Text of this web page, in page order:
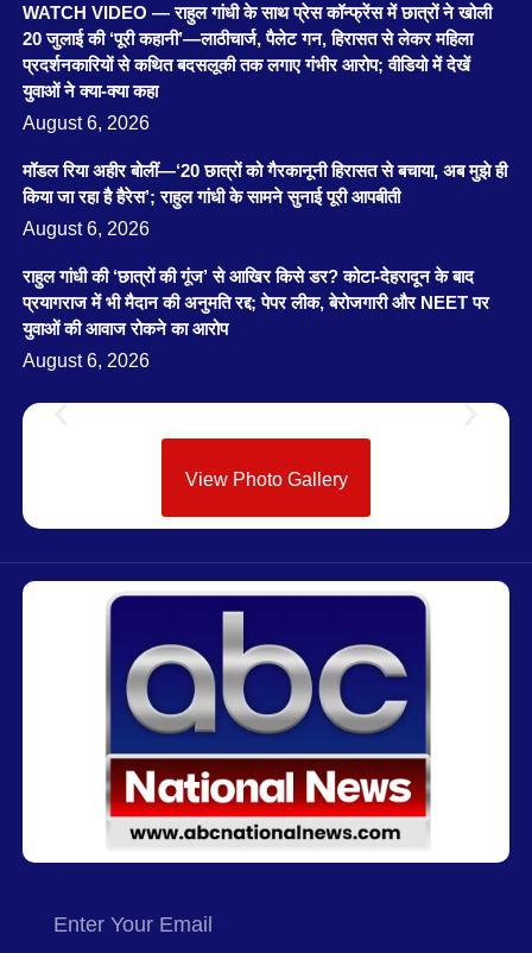
WATCH VIDEO — राहुल गांधी के साथ प्रेस कॉन्फ्रेंस में छात्रों ने खोली
20 जुलाई की ‘पूरी कहानी’—लाठीचार्ज, पैलेट गन, हिरासत से लेकर महिला
प्रदर्शनकारियों से कथित बदसलूकी तक लगाए गंभीर आरोप; वीडियो में देखें
युवाओं ने क्या-क्या कहा
August 6, 2026
मॉडल रिया अहीर बोलीं—‘20 छात्रों को गैरकानूनी हिरासत से बचाया, अब मुझे ही
किया जा रहा है हैरेस’; राहुल गांधी के सामने सुनाई पूरी आपबीती
August 6, 2026
राहुल गांधी की ‘छात्रों की गूंज’ से आखिर किसे डर? कोटा-देहरादून के बाद
प्रयागराज में भी मैदान की अनुमति रद्द; पेपर लीक, बेरोजगारी और NEET पर
युवाओं की आवाज रोकने का आरोप
August 6, 2026
View Photo Gallery